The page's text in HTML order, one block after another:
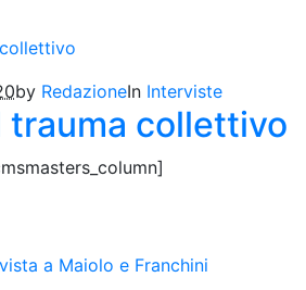
by RedazioneIn Interviste
trauma collettivo